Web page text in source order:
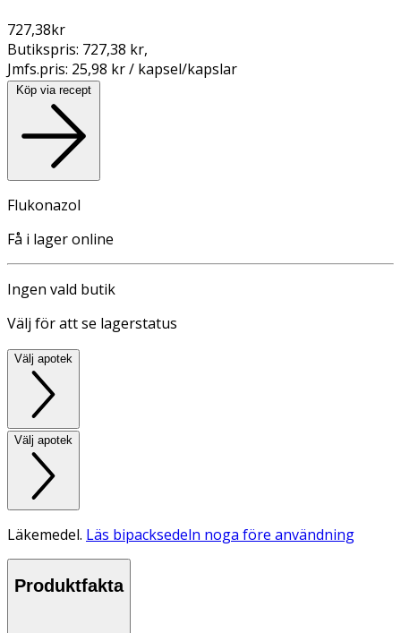
727,38kr
Butikspris: 727,38 kr,
Jmfs.pris: 25,98 kr / kapsel/kapslar
Köp via recept
Flukonazol
Få i lager online
Ingen vald butik
Välj för att se lagerstatus
Välj apotek
Välj apotek
Läkemedel. Läs bipacksedeln noga före användning
Produktfakta